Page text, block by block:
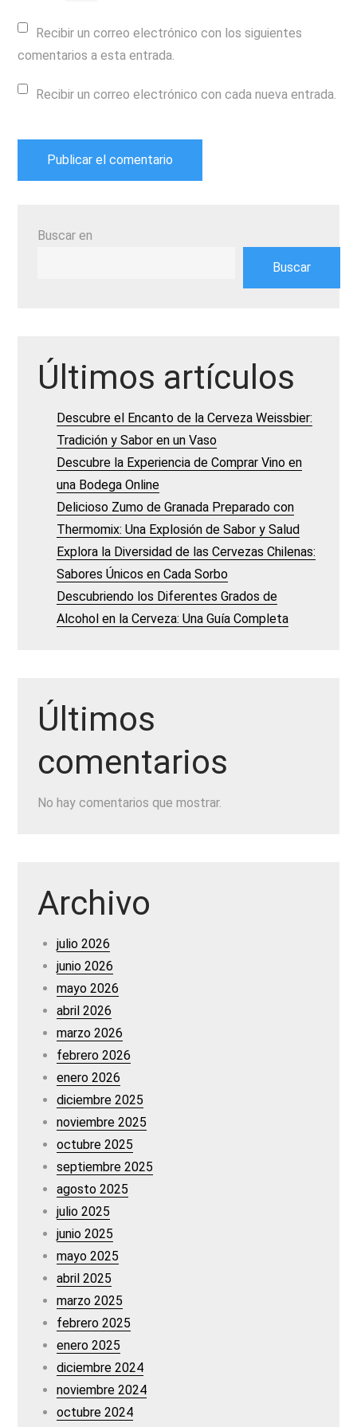
Recibir un correo electrónico con los siguientes
comentarios a esta entrada.
Recibir un correo electrónico con cada nueva entrada.
Buscar en
Buscar
Últimos artículos
Descubre el Encanto de la Cerveza Weissbier:
Tradición y Sabor en un Vaso
Descubre la Experiencia de Comprar Vino en
una Bodega Online
Delicioso Zumo de Granada Preparado con
Thermomix: Una Explosión de Sabor y Salud
Explora la Diversidad de las Cervezas Chilenas:
Sabores Únicos en Cada Sorbo
Descubriendo los Diferentes Grados de
Alcohol en la Cerveza: Una Guía Completa
Últimos
comentarios
No hay comentarios que mostrar.
Archivo
julio 2026
junio 2026
mayo 2026
abril 2026
marzo 2026
febrero 2026
enero 2026
diciembre 2025
noviembre 2025
octubre 2025
septiembre 2025
agosto 2025
julio 2025
junio 2025
mayo 2025
abril 2025
marzo 2025
febrero 2025
enero 2025
diciembre 2024
noviembre 2024
octubre 2024